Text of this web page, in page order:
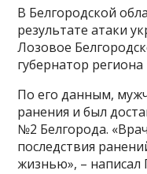
В Белгородской
результате атаки
Лозовое
губернатор
По его данным,
ранения и был
№2 Белгорода.
последствия
жизнью», – написал